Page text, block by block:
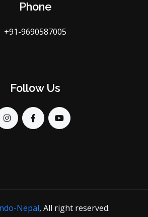
Phone
+91-9690587005
Follow Us
Nepal, All right reserved.